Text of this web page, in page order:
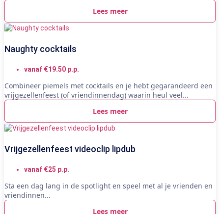
Lees meer
Naughty cocktails
vanaf €19.50 p.p.
Combineer piemels met cocktails en je hebt gegarandeerd een
vrijgezellenfeest (of vriendinnendag) waarin heul veel...
Lees meer
Vrijgezellenfeest videoclip lipdub
vanaf €25 p.p.
Sta een dag lang in de spotlight en speel met al je vrienden en
vriendinnen...
Lees meer